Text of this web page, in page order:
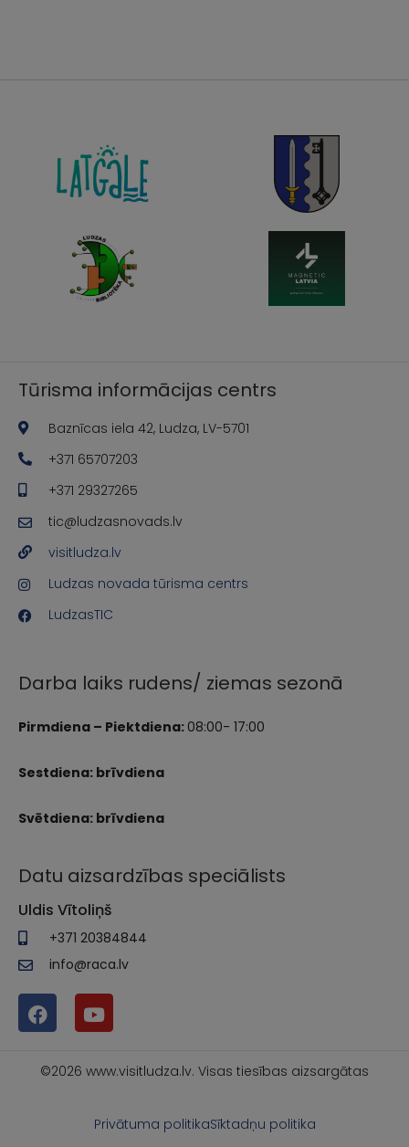
Tūrisma informācijas centrs
Baznīcas iela 42, Ludza, LV-5701
+371 65707203
+371 29327265
tic@ludzasnovads.lv
visitludza.lv
Ludzas novada tūrisma centrs
LudzasTIC
Darba laiks rudens/ ziemas sezonā
Pirmdiena – Piektdiena:08:00- 17:00
Sestdiena: brīvdiena
Svētdiena: brīvdiena
Datu aizsardzības speciālists
Uldis Vītoliņš
+371 20384844
info@raca.lv
©2026 www.visitludza.lv. Visas tiesības aizsargātas
Privātuma politikaSīktadņu politika